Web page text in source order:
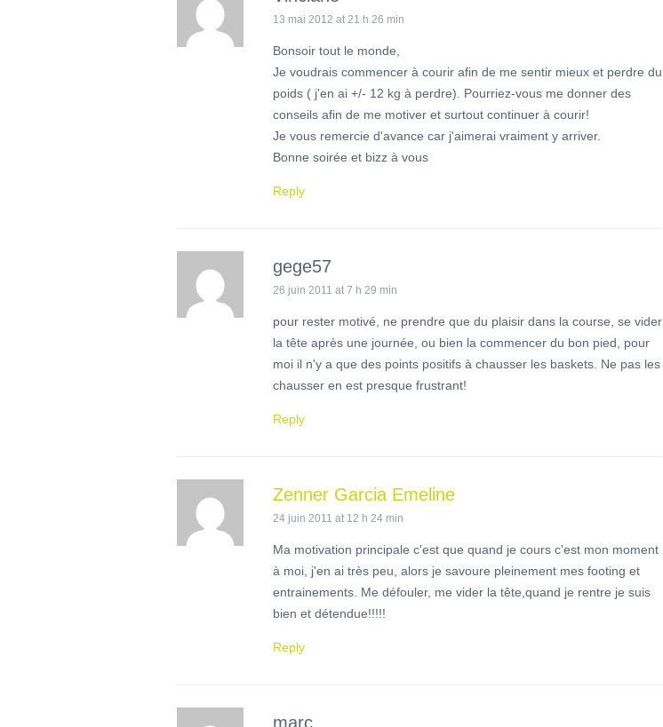
13 mai 2012 at 21 h 26 min
Bonsoir tout le monde,
Je voudrais commencer à courir afin de me sentir mieux et perdre du
poids ( j'en ai +/- 12 kg à perdre). Pourriez-vous me donner des
conseils afin de me motiver et surtout continuer à courir!
Je vous remercie d'avance car j'aimerai vraiment y arriver.
Bonne soirée et bizz à vous
Reply
gege57
26 juin 2011 at 7 h 29 min
pour rester motivé, ne prendre que du plaisir dans la course, se vider
la tête après une journée, ou bien la commencer du bon pied, pour
moi il n'y a que des points positifs à chausser les baskets. Ne pas les
chausser en est presque frustrant!
Reply
Zenner Garcia Emeline
24 juin 2011 at 12 h 24 min
Ma motivation principale c'est que quand je cours c'est mon moment
à moi, j'en ai très peu, alors je savoure pleinement mes footing et
entrainements. Me défouler, me vider la tête,quand je rentre je suis
bien et détendue!!!!!
Reply
marc